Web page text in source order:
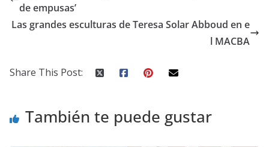
de empusas’
Las grandes esculturas de Teresa Solar Abboud en e
l MACBA
Share This Post:
También te puede gustar